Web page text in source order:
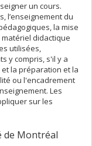
un cours.
l’enseignement du
la mise
didactique
utilisées,
y compris, s'il y a
la préparation et la
ou l'encadrement
Les
sur les
de Montréal